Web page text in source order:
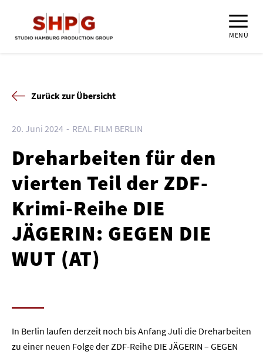
MENÜ
Zurück zur Übersicht
20. Juni 2024 REAL FILM BERLIN
Dreharbeiten für den
vierten Teil der ZDF-
Krimi-Reihe DIE
JÄGERIN: GEGEN DIE
WUT (AT)
In Berlin laufen derzeit noch bis Anfang Juli die Dreharbeiten
zu einer neuen Folge der ZDF-Reihe DIE JÄGERIN – GEGEN